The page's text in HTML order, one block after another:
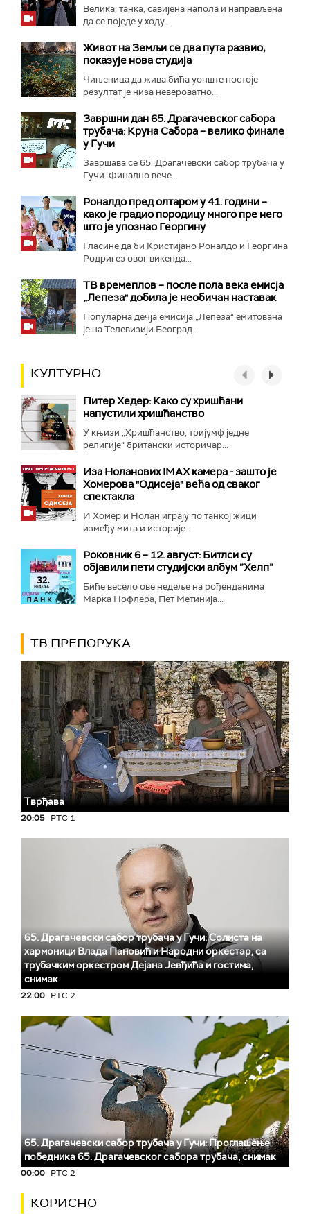
Велика, танка, савијена напола и направљена
да се поједе у ходу...
Живот на Земљи се два пута развио,
показује нова студија
Чињеница да жива бића уопште постоје
резултат је низа невероватно...
Завршни дан 65. Драгачевског сабора
трубача: Круна Сабора – велико финале
у Гучи
Завршава се 65. Драгачевски сабор трубача у
Гучи. Финално вече...
Роналдо пред олтаром у 41. години –
како је градио породицу много пре него
што је упознао Георгину
Гласине да би Кристијано Роналдо и Георгина
Родригез овог викенда...
ТВ времеплов – после пола века емисја
„Лепеза" добила је необичан наставак
Популарна дечја емисија „Лепеза“ емитована
је на Телевизији Београд...
КУЛТУРНО
Питер Хедер: Како су хришћани
напустили хришћанство
У књизи „Хришћанство, тријумф једне
религије“ британски историчар...
Иза Ноланових IMAX камера - зашто је
Хомерова "Одисеја" већа од сваког
спектакла
И Хомер и Нолан играју по танкој жици
између мита и историје...
Роковник 6 – 12. август: Битлси су
објавили пети студијски албум ”Хелп”
Биће весело ове недеље на рођенданима
Марка Нофлера, Пет Метинија...
ТВ ПРЕПОРУКА
Тврђава
20:05 РТС 1
65. Драгачевски сабор трубача у Гучи: Солиста на
хармоници Влада Пановић и Народни оркестар, са
трубачким оркестром Дејана Јевђића и гостима,
снимак
22:00 РТС 2
65. Драгачевски сабор трубача у Гучи: Проглашење
победника 65. Драгачевског сабора трубача, снимак
00:00 РТС 2
КОРИСНО